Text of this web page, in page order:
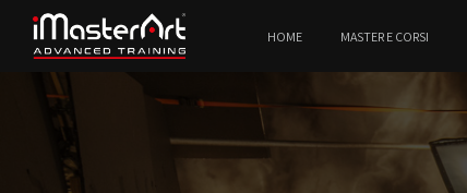
HOME MASTER E CORSI